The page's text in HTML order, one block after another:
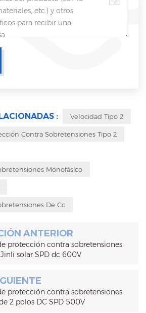
: Velocidad Tipo 2
Contra Sobretensiones Tipo 2
Monofásico
De Cc
ANTERIOR
protección contra sobretensiones
solar SPD dc 600V
protección contra sobretensiones
2 polos DC SPD 500V